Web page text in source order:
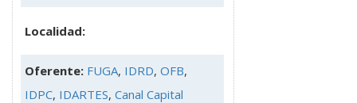
Localidad:
Oferente: FUGA, IDRD, OFB,
IDPC, IDARTES, Canal Capital